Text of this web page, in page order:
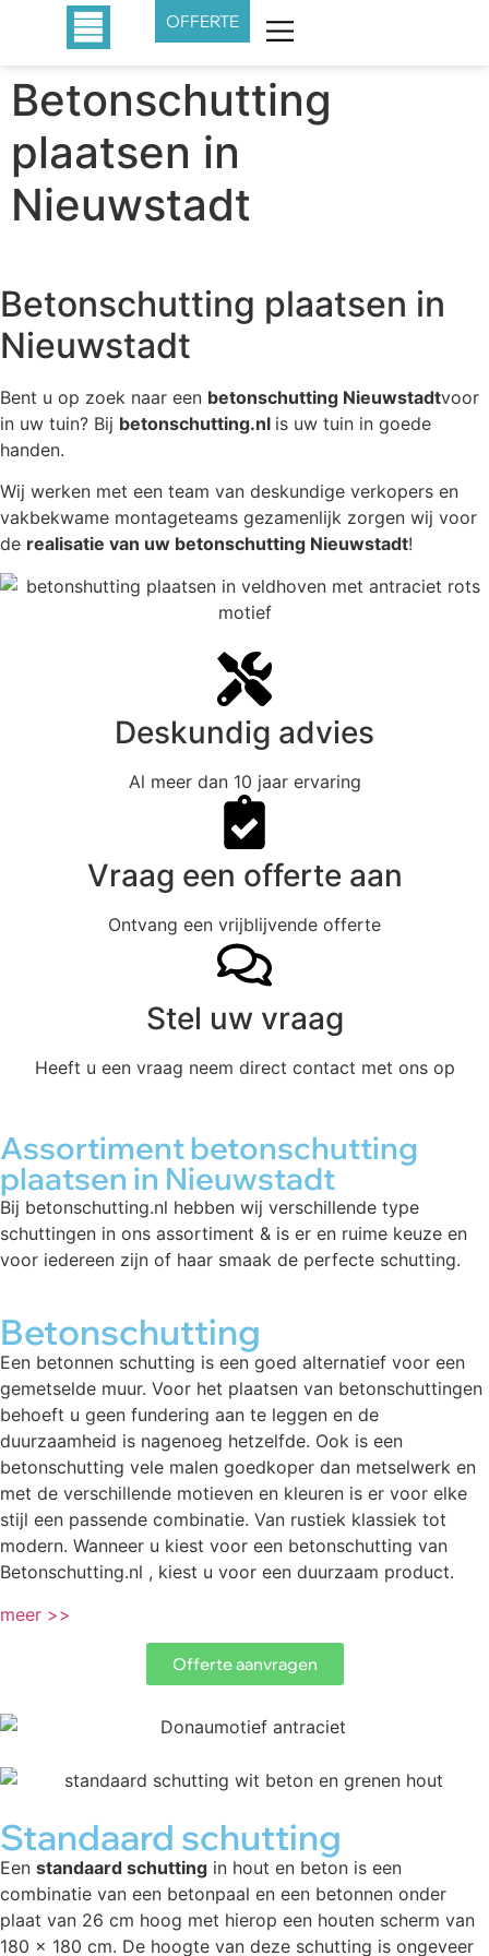
OFFERTE
Betonschutting
plaatsen in
Nieuwstadt
Betonschutting plaatsen in
Nieuwstadt
Bent u op zoek naar een betonschutting Nieuwstadtvoor
in uw tuin? Bij betonschutting.nl is uw tuin in goede
handen.
Wij werken met een team van deskundige verkopers en
vakbekwame montageteams gezamenlijk zorgen wij voor
de realisatie van uw betonschutting Nieuwstadt!
Deskundig advies
Al meer dan 10 jaar ervaring
Vraag een offerte aan
Ontvang een vrijblijvende offerte
Stel uw vraag
Heeft u een vraag neem direct contact met ons op
Assortiment betonschutting
plaatsen in Nieuwstadt
Bij betonschutting.nl hebben wij verschillende type
schuttingen in ons assortiment & is er en ruime keuze en
voor iedereen zijn of haar smaak de perfecte schutting.
Betonschutting
Een betonnen schutting is een goed alternatief voor een
gemetselde muur. Voor het plaatsen van betonschuttingen
behoeft u geen fundering aan te leggen en de
duurzaamheid is nagenoeg hetzelfde. Ook is een
betonschutting vele malen goedkoper dan metselwerk en
met de verschillende motieven en kleuren is er voor elke
stijl een passende combinatie. Van rustiek klassiek tot
modern. Wanneer u kiest voor een betonschutting van
Betonschutting.nl , kiest u voor een duurzaam product.
meer >>
Offerte aanvragen
Standaard schutting
Een standaard schutting in hout en beton is een
combinatie van een betonpaal en een betonnen onder
plaat van 26 cm hoog met hierop een houten scherm van
180 x 180 cm. De hoogte van deze schutting is ongeveer